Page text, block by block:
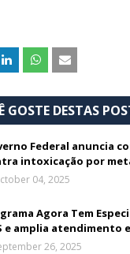
GOSTE DESTAS
Federal anuncia
intoxicação por
04, 2025
Agora Tem
e amplia atendimento
26, 2025